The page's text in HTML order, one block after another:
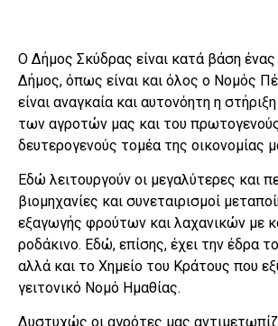
Ο Δήμος Σκύδρας είναι κατά βάση ένας
Δήμος, όπως είναι και όλος ο Νομός
είναι αναγκαία και αυτονόητη η
των αγροτών μας και του
δευτερογενούς τομέα της οικονομίας
Εδώ λειτουργούν οι μεγαλύτερες και
βιομηχανίες και συνεταιρισμοί
εξαγωγής φρούτων και λαχανικών με
ροδάκινο. Εδώ, επίσης, έχει την έδρα
αλλά και το Χημείο του Κράτους που
γειτονικό Νομό Ημαθίας.
Δυστυχώς οι αγρότες μας